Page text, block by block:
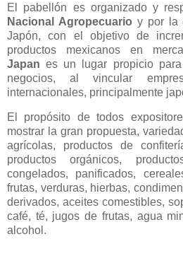
El pabellón es organizado y
Nacional Agropecuario y por la
Japón, con el objetivo de
productos mexicanos en
Japan es un lugar propicio
negocios, al vincular
internacionales, principalmente
El propósito de todos
mostrar la gran propuesta,
agrícolas, productos de
productos orgánicos,
congelados, panificados,
frutas, verduras, hierbas,
derivados, aceites comestibles,
café, té, jugos de frutas, agua
alcohol.